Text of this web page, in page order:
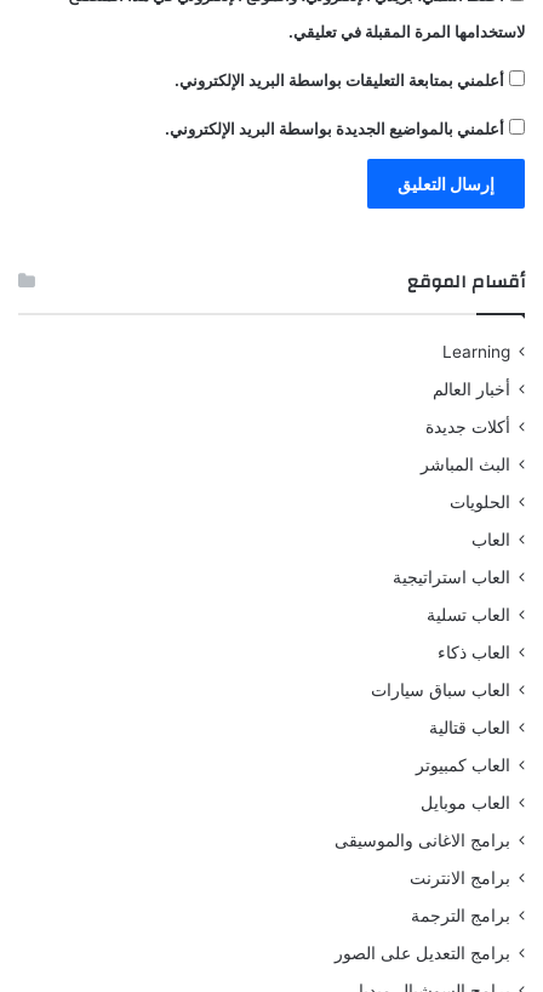
لاستخدامها المرة المقبلة في تعليقي.
أعلمني بمتابعة التعليقات بواسطة البريد الإلكتروني.
أعلمني بالمواضيع الجديدة بواسطة البريد الإلكتروني.
أقسام الموقع
Learning
أخبار العالم
أكلات جديدة
البث المباشر
الحلويات
العاب
العاب استراتيجية
العاب تسلية
العاب ذكاء
العاب سباق سيارات
العاب قتالية
العاب كمبيوتر
العاب موبايل
برامج الاغانى والموسيقى
برامج الانترنت
برامج الترجمة
برامج التعديل على الصور